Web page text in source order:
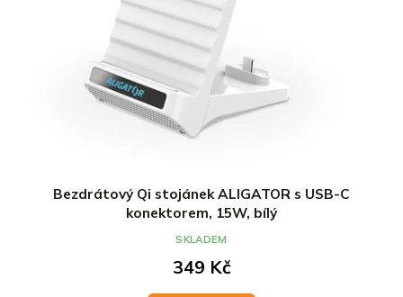
Bezdrátový Qi stojánek ALIGATOR s USB-C
konektorem, 15W, bílý
349 Kč
SKLADEM